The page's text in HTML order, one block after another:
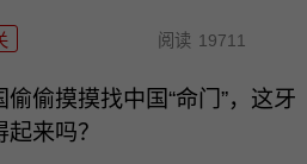
阅读 19711
偷偷摸摸找中国“命门”，这牙
起来吗？